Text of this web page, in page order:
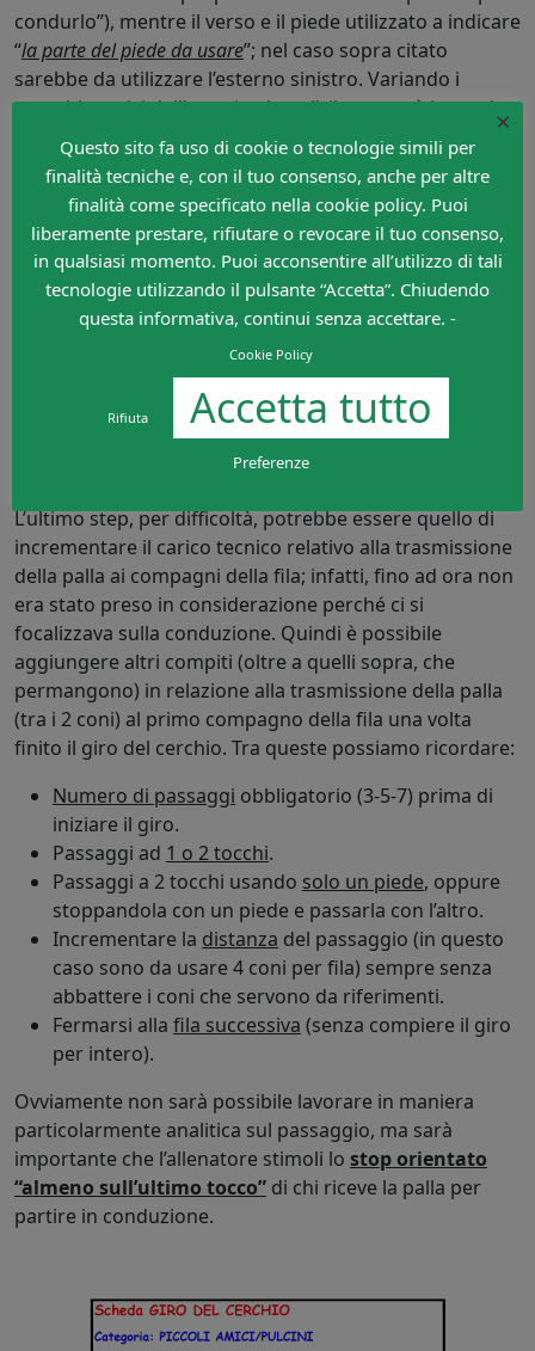
condurlo”), mentre il verso e il piede utilizzato a indicare
“la parte del piede da usare”; nel caso sopra citato
sarebbe da utilizzare l’esterno sinistro. Variando i
compiti tecnici dell’esercitazione l’allenatore è in grado
di stimolare la differenziazione di tutte le parti del
piede. Un’ulteriore variante più impegnativa potrebbe
essere quella di alternare 2 tocchi con un piede e 2 con
l’altro.
ULTERIORI VARIANTI
L’ultimo step, per difficoltà, potrebbe essere quello di
incrementare il carico tecnico relativo alla trasmissione
della palla ai compagni della fila; infatti, fino ad ora non
era stato preso in considerazione perché ci si
focalizzava sulla conduzione. Quindi è possibile
aggiungere altri compiti (oltre a quelli sopra, che
permangono) in relazione alla trasmissione della palla
(tra i 2 coni) al primo compagno della fila una volta
finito il giro del cerchio. Tra queste possiamo ricordare:
Numero di passaggi obbligatorio (3-5-7) prima di
iniziare il giro.
Passaggi ad 1 o 2 tocchi.
Passaggi a 2 tocchi usando solo un piede, oppure
stoppandola con un piede e passarla con l’altro.
Incrementare la distanza del passaggio (in questo
caso sono da usare 4 coni per fila) sempre senza
abbattere i coni che servono da riferimenti.
Fermarsi alla fila successiva (senza compiere il giro
per intero).
Ovviamente non sarà possibile lavorare in maniera
particolarmente analitica sul passaggio, ma sarà
importante che l’allenatore stimoli lo stop orientato
“almeno sull’ultimo tocco” di chi riceve la palla per
partire in conduzione.
×
Questo sito fa uso di cookie o tecnologie simili per
finalità tecniche e, con il tuo consenso, anche per altre
finalità come specificato nella cookie policy. Puoi
liberamente prestare, rifiutare o revocare il tuo consenso,
in qualsiasi momento. Puoi acconsentire all’utilizzo di tali
tecnologie utilizzando il pulsante “Accetta”. Chiudendo
questa informativa, continui senza accettare. -
Cookie Policy
Rifiuta Accetta tutto
Preferenze